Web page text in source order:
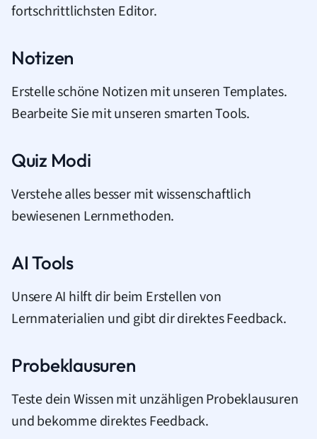
fortschrittlichsten Editor.
Notizen
Erstelle schöne Notizen mit unseren Templates.
Bearbeite Sie mit unseren smarten Tools.
Quiz Modi
Verstehe alles besser mit wissenschaftlich
bewiesenen Lernmethoden.
AI Tools
Unsere AI hilft dir beim Erstellen von
Lernmaterialien und gibt dir direktes Feedback.
Probeklausuren
Teste dein Wissen mit unzähligen Probeklausuren
und bekomme direktes Feedback.